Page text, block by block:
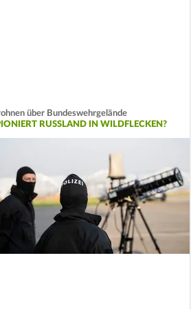
über Bundeswehrgelände
RUSSLAND IN WILDFLECKEN?